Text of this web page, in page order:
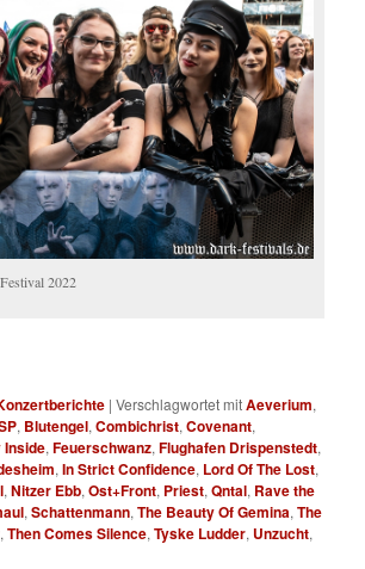
2022
|Verschlagwortet mitAeverium,
, Blutengel,Combichrist,Covenant,
Inside,Feuerschwanz,Flughafen Drispenstedt,
,In Strict Confidence, Lord Of The Lost,
,Nitzer Ebb,Ost+Front, Priest,Qntal, Rave the
,Schattenmann,The Beauty Of Gemina,The
,Then Comes Silence,Tyske Ludder, Unzucht,